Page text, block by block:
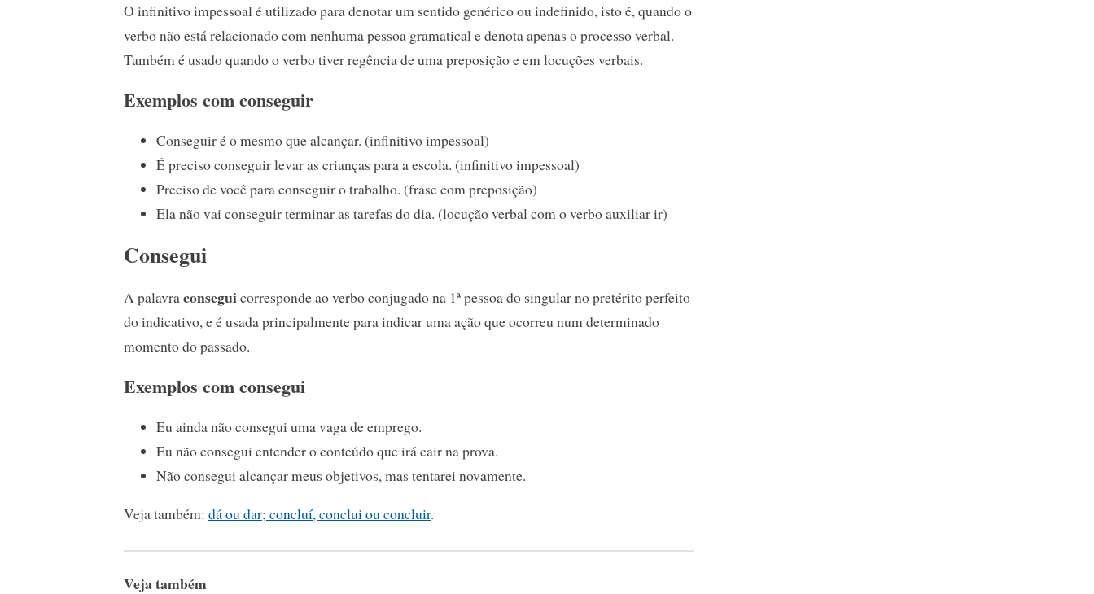
O infinitivo impessoal é utilizado para denotar um sentido genérico ou indefinido, isto é, quando o
verbo não está relacionado com nenhuma pessoa gramatical e denota apenas o processo verbal.
Também é usado quando o verbo tiver regência de uma preposição e em locuções verbais.
Exemplos com conseguir
Conseguir é o mesmo que alcançar. (infinitivo impessoal)
É preciso conseguir levar as crianças para a escola. (infinitivo impessoal)
Preciso de você para conseguir o trabalho. (frase com preposição)
Ela não vai conseguir terminar as tarefas do dia. (locução verbal com o verbo auxiliar ir)
Consegui
A palavra conseguicorresponde ao verbo conjugado na 1ª pessoa do singular no pretérito perfeito
do indicativo, e é usada principalmente para indicar uma ação que ocorreu num determinado
momento do passado.
Exemplos com consegui
Eu ainda não consegui uma vaga de emprego.
Eu não consegui entender o conteúdo que irá cair na prova.
Não consegui alcançar meus objetivos, mas tentarei novamente.
Veja também: dá ou dar; concluí, conclui ou concluir.
Veja também